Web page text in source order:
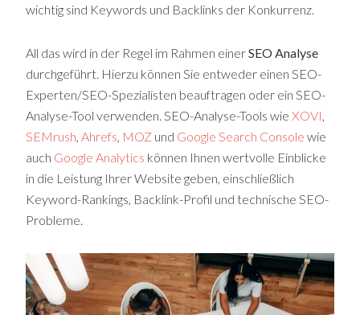
wichtig sind Keywords und Backlinks der Konkurrenz.
All das wird in der Regel im Rahmen einerSEO Analyse
durchgeführt. Hierzu können Sie entweder einen SEO-
Experten/SEO-Spezialisten beauftragen oder ein SEO-
Analyse-Tool verwenden. SEO-Analyse-Tools wieXOVI
SEMrush Ahrefs MOZ und Google Search Console wie
auch Google Analytics können Ihnen wertvolle Einblicke
in die Leistung Ihrer Website geben, einschließlich
Keyword-Rankings, Backlink-Profil und technische SEO-
Probleme.